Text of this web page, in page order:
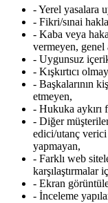
- Yerel yasalara
- Fikri/sınai
- Kaba veya
vermeyen, genel
- Uygunsuz
- Kışkırtıcı
- Başkalarının
etmeyen,
- Hukuka aykırı
- Diğer
edici/utanç
yapmayan,
- Farklı web
karşılaştırmalar
- Ekran
- İnceleme